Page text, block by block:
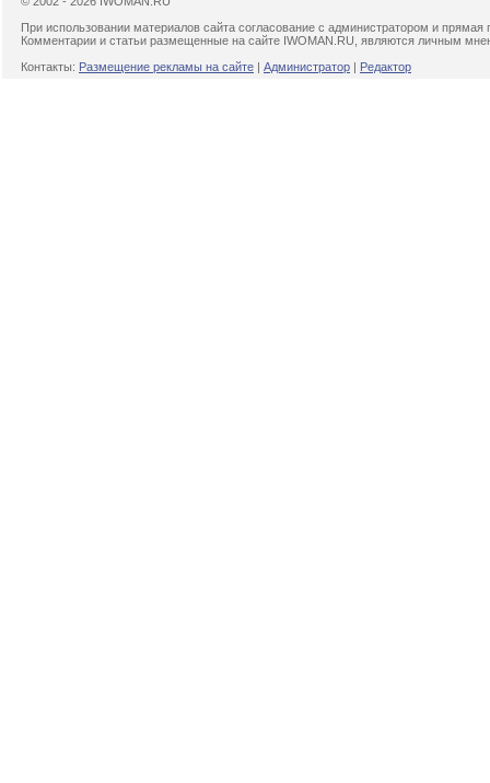
При использовании материалов сайта согласование с администратором и прямая
Комментарии и статьи размещенные на сайте IWOMAN.RU, являются личным
Контакты: Размещение рекламы на сайте | Администратор | Редактор